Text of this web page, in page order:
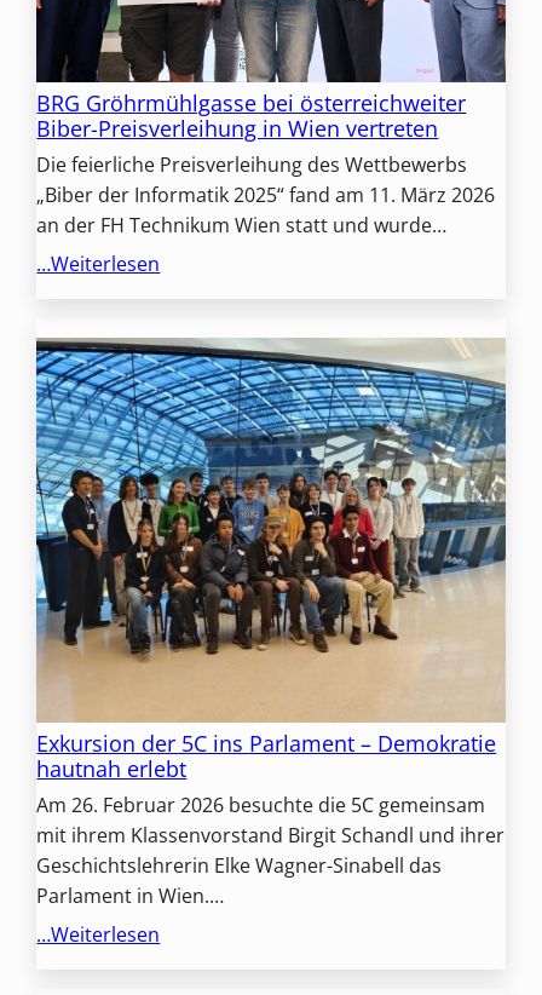
BRG Gröhrmühlgasse bei österreichweiter
Biber-Preisverleihung in Wien vertreten
Die feierliche Preisverleihung des Wettbewerbs
„Biber der Informatik 2025“ fand am 11. März 2026
an der FH Technikum Wien statt und wurde…
…Weiterlesen
Exkursion der 5C ins Parlament – Demokratie
hautnah erlebt
Am 26. Februar 2026 besuchte die 5C gemeinsam
mit ihrem Klassenvorstand Birgit Schandl und ihrer
Geschichtslehrerin Elke Wagner-Sinabell das
Parlament in Wien.…
…Weiterlesen